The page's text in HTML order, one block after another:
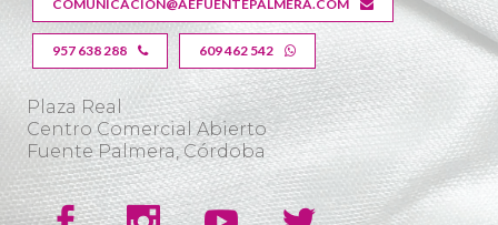
COMUNICACION@AEFUENTEPALMERA.COM
957 638 288 609 462 542
Plaza Real
Centro Comercial Abierto
Fuente Palmera, Córdoba